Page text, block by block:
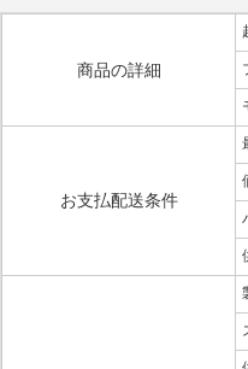
商品の詳細
お支払配送条件